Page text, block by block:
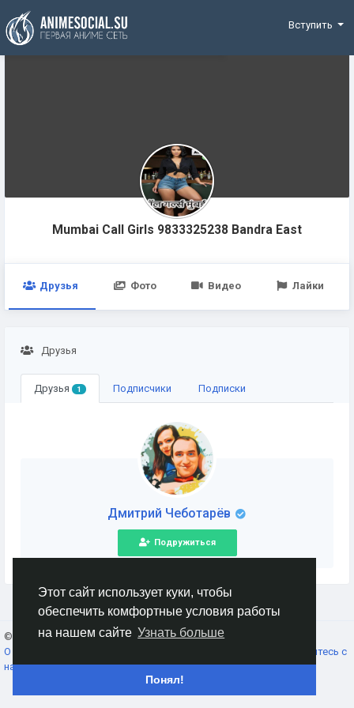
Этот сайт использует куки, чтобы
обеспечить комфортные условия работы
на нашем сайте Узнать больше
Понял!
Funding
Вступить
Mumbai Call Girls 9833325238 Bandra East
Друзья Фото Видео Лайки
Друзья
Друзья 1 Подписчики Подписки
Дмитрий Чеботарёв
Подружиться
© 2026 AnimeSocial.SU - Первая аниме сеть!
О нас
Свяжитесь с
нами
Каталог